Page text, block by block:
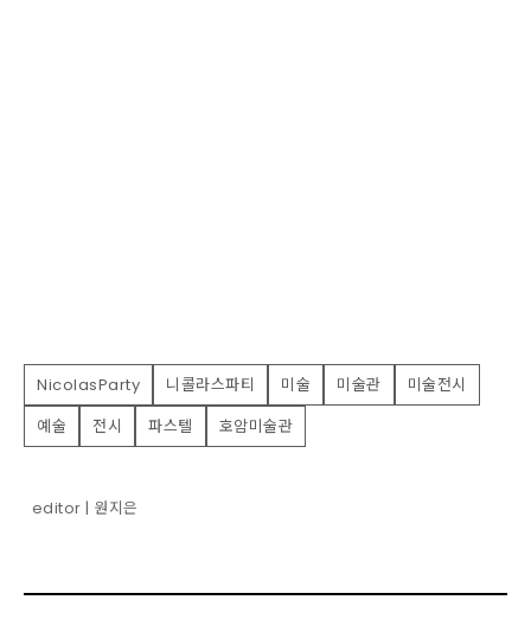
NicolasParty 니콜라스파티 미술 미술관
미술전시
예술
전시 파스텔 호암미술관
editor | 원지은